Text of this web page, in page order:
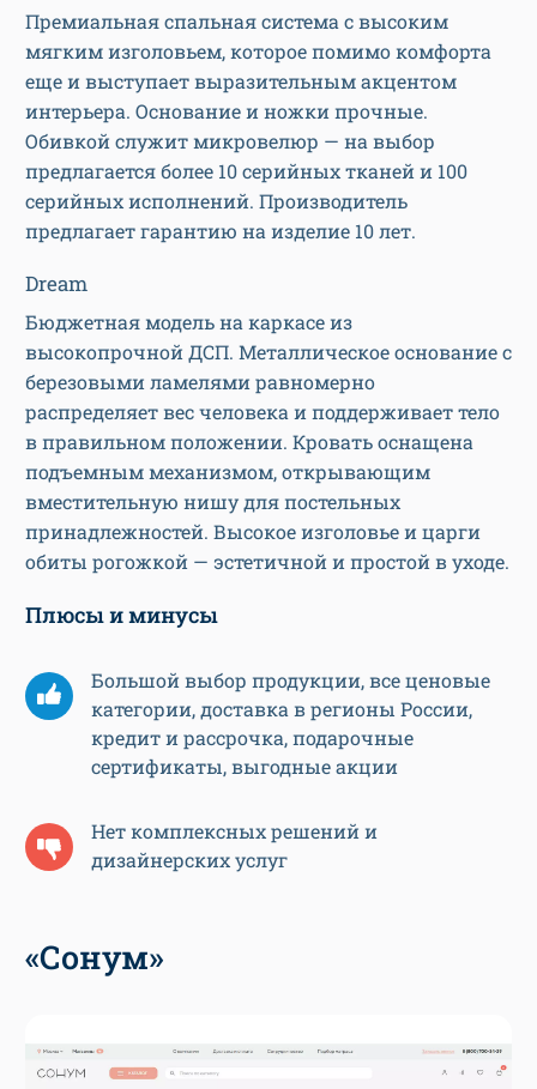
Премиальная спальная система с высоким
мягким изголовьем, которое помимо комфорта
еще и выступает выразительным акцентом
интерьера. Основание и ножки прочные.
Обивкой служит микровелюр — на выбор
предлагается более 10 серийных тканей и 100
серийных исполнений. Производитель
предлагает гарантию на изделие 10 лет.
Dream
Бюджетная модель на каркасе из
высокопрочной ДСП. Металлическое основание с
березовыми ламелями равномерно
распределяет вес человека и поддерживает тело
в правильном положении. Кровать оснащена
подъемным механизмом, открывающим
вместительную нишу для постельных
принадлежностей. Высокое изголовье и царги
обиты рогожкой — эстетичной и простой в уходе.
Плюсы и минусы
Большой выбор продукции, все ценовые
категории, доставка в регионы России,
кредит и рассрочка, подарочные
сертификаты, выгодные акции
Нет комплексных решений и
дизайнерских услуг
«Сонум»